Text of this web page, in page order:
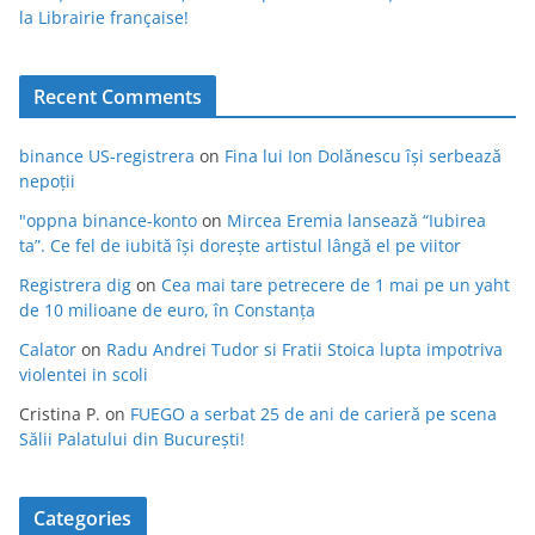
la Librairie française!
Recent Comments
binance US-registrera on Fina lui Ion Dolănescu își serbează
nepoții
"oppna binance-konto on Mircea Eremia lansează “Iubirea
ta”. Ce fel de iubită își dorește artistul lângă el pe viitor
Registrera dig on Cea mai tare petrecere de 1 mai pe un yaht
de 10 milioane de euro, în Constanța
Calator on Radu Andrei Tudor si Fratii Stoica lupta impotriva
violentei in scoli
Cristina P. on FUEGO a serbat 25 de ani de carieră pe scena
Sălii Palatului din București!
Categories